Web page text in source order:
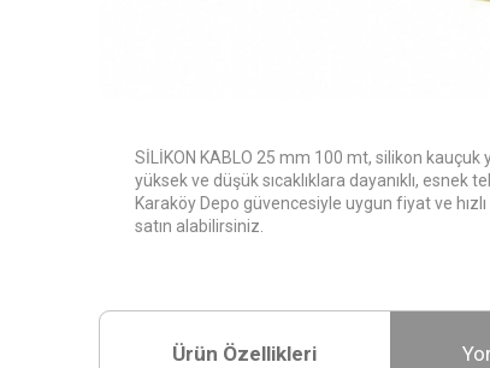
SİLİKON KABLO 25 mm 100 mt, silikon kauçuk
yüksek ve düşük sıcaklıklara dayanıklı, esnek
Karaköy Depo güvencesiyle uygun fiyat ve
satın alabilirsiniz.
Ürün Özellikleri